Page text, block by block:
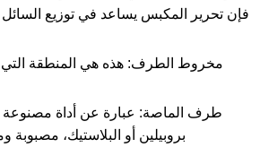
فإن تحرير المكبس يساعد في توزيع السائل
مخروط الطرف: هذه هي المنطقة التي
طرف الماصة: عبارة عن أداة مصنوعة
بروبيلين أو البلاستيك، مصبوبة